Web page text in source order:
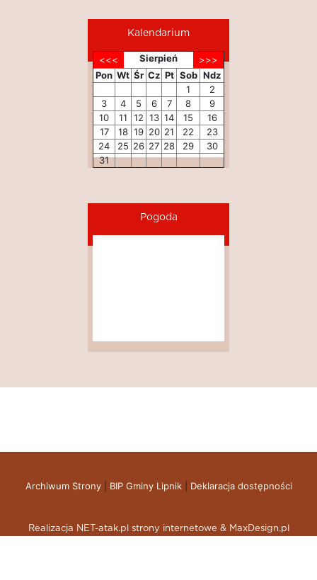
Kalendarium
Sierpień
Pon Wt Śr Cz Pt Sob Ndz
1
2
3
4 5 6 7 8
9
10
11 12 13 14 15
16
17
18 19 20 21 22
23
24
25 26 27 28 29
30
31
Pogoda
skup aut gdynia
Archiwum Strony| BIP Gminy Lipnik| Deklaracja dostępności
Realizacja NET-atak.pl strony internetowe & MaxDesign.pl